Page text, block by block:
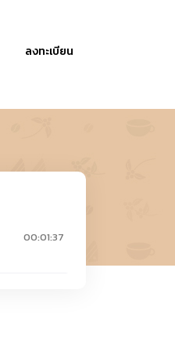
ลงทะเบียน
00:01:37